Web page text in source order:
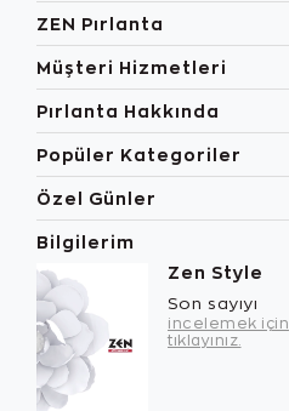
ZEN Pırlanta
Müşteri Hizmetleri
Pırlanta Hakkında
Popüler Kategoriler
Özel Günler
Bilgilerim
Zen Style
Son sayıyı
incelemek için
tıklayınız.